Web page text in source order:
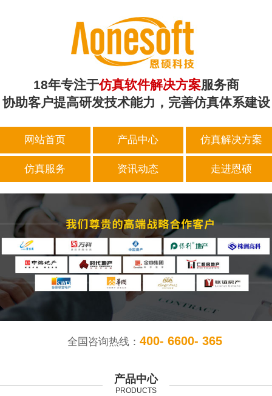
18年专注于仿真软件解决方案服务商
协助客户提高研发技术能力，完善仿真体系建设
网站首页 产品中心 仿真解决方案
仿真服务 资讯动态 走进恩硕
全国咨询热线： 400- 6600- 365
产品中心
PRODUCTS